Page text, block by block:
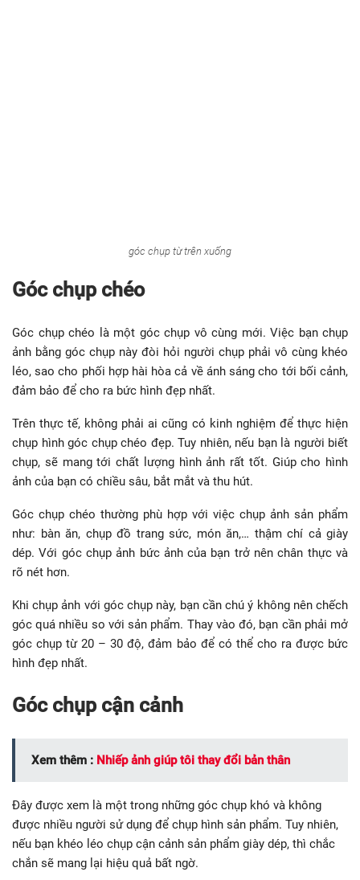
góc chụp từ trên xuống
Góc chụp chéo
Góc chụp chéo là một góc chụp vô cùng mới. Việc bạn chụp
ảnh bằng góc chụp này đòi hỏi người chụp phải vô cùng khéo
léo, sao cho phối hợp hài hòa cả về ánh sáng cho tới bối cảnh,
đảm bảo để cho ra bức hình đẹp nhất.
Trên thực tế, không phải ai cũng có kinh nghiệm để thực hiện
chụp hình góc chụp chéo đẹp. Tuy nhiên, nếu bạn là người biết
chụp, sẽ mang tới chất lượng hình ảnh rất tốt. Giúp cho hình
ảnh của bạn có chiều sâu, bắt mắt và thu hút.
Góc chụp chéo thường phù hợp với việc chụp ảnh sản phẩm
như: bàn ăn, chụp đồ trang sức, món ăn,… thậm chí cả giày
dép. Với góc chụp ảnh bức ảnh của bạn trở nên chân thực và
rõ nét hơn.
Khi chụp ảnh với góc chụp này, bạn cần chú ý không nên chếch
góc quá nhiều so với sản phẩm. Thay vào đó, bạn cần phải mở
góc chụp từ 20 – 30 độ, đảm bảo để có thể cho ra được bức
hình đẹp nhất.
Góc chụp cận cảnh
Xem thêm : Nhiếp ảnh giúp tôi thay đổi bản thân
Đây được xem là một trong những góc chụp khó và không
được nhiều người sử dụng để chụp hình sản phẩm. Tuy nhiên,
nếu bạn khéo léo chụp cận cảnh sản phẩm giày dép, thì chắc
chắn sẽ mang lại hiệu quả bất ngờ.